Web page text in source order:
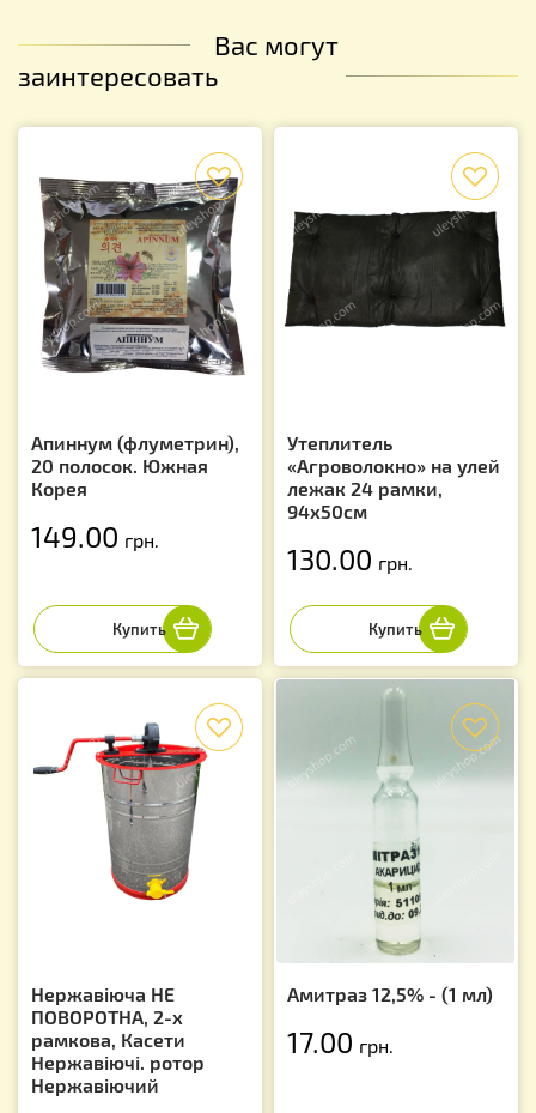
Вас могут
заинтересовать
Апиннум (флуметрин),
20 полосок. Южная
Корея
149.00 грн.
Утеплитель
«Агроволокно» на улей
лежак 24 рамки,
94х50см
130.00 грн.
Нержавіюча НЕ
ПОВОРОТНА, 2-х
рамкова, Касети
Нержавіючі. ротор
Нержавіючий
Амитраз 12,5% - (1 мл)
17.00 грн.